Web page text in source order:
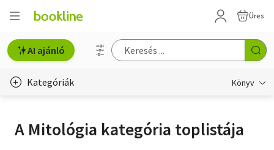
Üres
AI ajánló
Kategóriák Könyv
Erotika
A Mitológia kategória toplistája